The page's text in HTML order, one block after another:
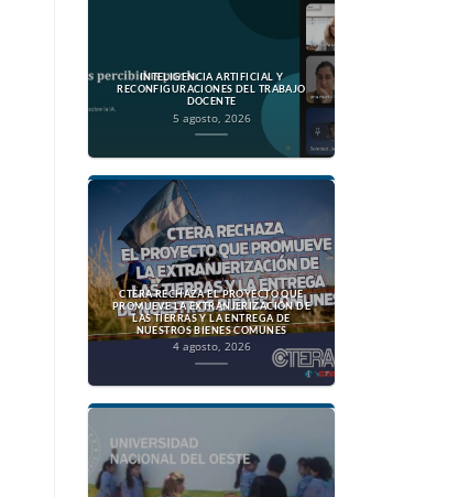
INTELIGENCIA ARTIFICIAL Y
RECONFIGURACIONES DEL TRABAJO
DOCENTE
5 agosto, 2026
CTERA RECHAZA EL PROYECTO QUE
PROMUEVE LA EXTRANJERIZACIÓN DE
LAS TIERRAS Y LA ENTREGA DE
NUESTROS BIENES COMUNES
4 agosto, 2026